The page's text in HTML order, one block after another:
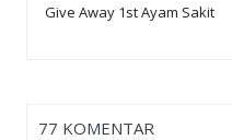
Give Away 1st Ayam Sakit
77 KOMENTAR